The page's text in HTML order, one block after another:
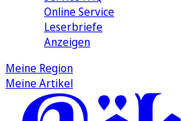
Online Service
Leserbriefe
Anzeigen
Meine Region
Meine Artikel